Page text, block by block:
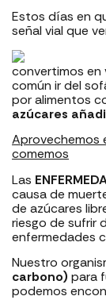
Estos días en
señal vial que
convertimos en
común ir del
por alimentos
azúcares
Aprovechemos
comemos
Las
causa de
de azúcares
riesgo de sufrir
enfermedades
Nuestro
carbono) para
podemos